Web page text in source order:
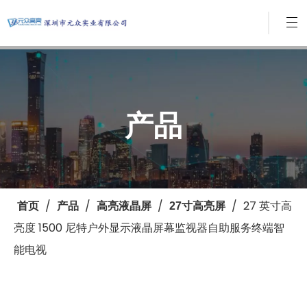
产品
首页 / 产品 / 高亮液晶屏 / 27寸高亮屏 / 27 英寸高
亮度 1500 尼特户外显示液晶屏幕监视器自助服务终端智
能电视